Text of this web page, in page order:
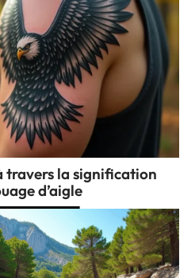
travers la signification
d’aigle